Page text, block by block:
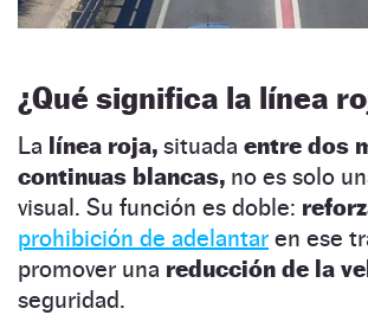
¿Qué significa la línea
La línea roja, situada entre dos
continuas blancas, no es solo
visual. Su función es doble:
prohibición de adelantar en ese
promover una reducción de la
seguridad.